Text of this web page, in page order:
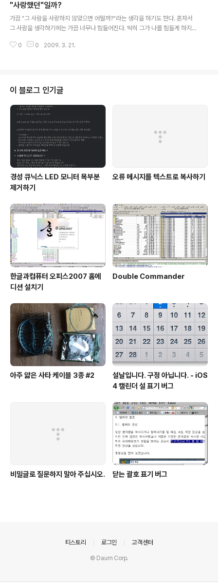
그 말도 맞다. 하지만 스크립트는 원래 다른 응용 프로그램을 다루기 위해 만들
어진 언어이다. 응용 프로그램 자체를 개발하는 데 초점이 맞추어져 있지를 않
다는 말이다. 그런 점을 생각한다면 그의 말을 수긍할 수 있기는 했다. 그러나 그
"사랑했던"일까?
가끔 "그 사람을 사랑하지 않았으면 어떨까?"라는 생각을 하기도 한다. 혼자서
그 사람을 생각하기에는 가끔 너무나 힘들어진다. 딱히 그가 나를 힘들게 하지
묻는다. 내가 그를 사랑했던가? 그러면서 나는 "지금 사랑하지 않아."라고 생각
다. 그는 내게 사랑했던 사람이 아니었다. 그저 사랑하는 사람이다.
0 0 2009. 3. 21.
이 블로그 인기글
경성 큐닉스 LED 모니터 목부분
제거하기
오류 메시지를 텍스트로 복사하기
한글과컴퓨터 오피스2007 홈에
디션 설치기
Double Commander
아주 얇은 사타 케이블 3종 #2
설날입니다. 구정 아닙니다. - iOS
4 캘린더 설 표기 버그
비밀글로 질문하지 말아 주십시오. 닫는 괄호 표기 버그
티스토리 로그인 고객센터
© Daum Corp.